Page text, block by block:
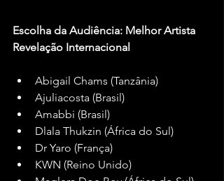
Escolha da Audiência: Melhor Artista
Revelação Internacional
Abigail Chams (Tanzânia)
Ajuliacosta (Brasil)
Amabbi (Brasil)
Dlala Thukzin (África do Sul)
Dr Yaro (França)
KWN (Reino Unido)